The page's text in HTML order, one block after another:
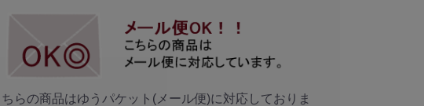
ちらの商品はゆうパケット(メール便)に対応しておりま